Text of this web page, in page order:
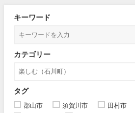
キーワード
カテゴリー
タグ
郡山市 須賀川市 田村市